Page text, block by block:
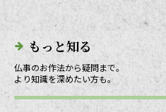
もっと知る
仏事のお作法から疑問まで。
より知識を深めたい方も。